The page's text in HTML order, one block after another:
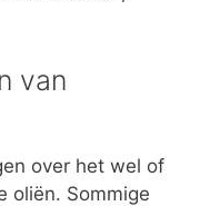
van
over het wel of
oliën. Sommige